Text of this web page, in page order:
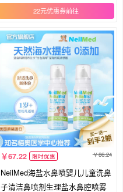
22元优惠券
67.22 限时优惠 86.24
NeilMed海盐水鼻喷婴儿儿童洗鼻
子清洁鼻喷剂生理盐水鼻腔喷雾